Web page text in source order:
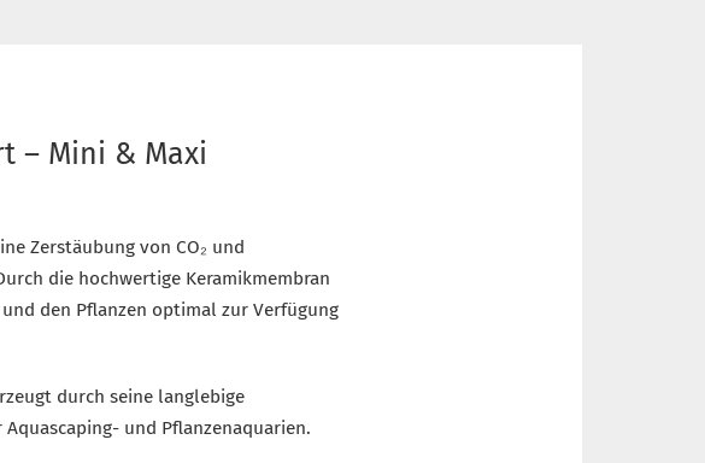
– Mini & Maxi
Zerstäubung von CO₂ und
die hochwertige Keramikmembran
den Pflanzen optimal zur Verfügung
durch seine langlebige
und Pflanzenaquarien.